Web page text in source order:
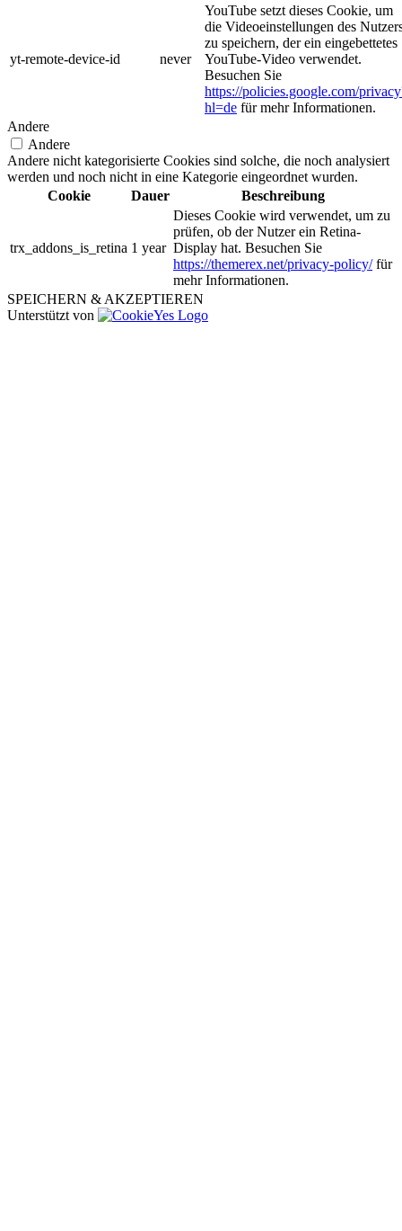
yt-remote-device-id never
YouTube setzt dieses Cookie, um
die Videoeinstellungen des
zu speichern, der ein eingebettetes
YouTube-Video verwendet.
Besuchen Sie
https://policies.google.com/
hl=de für mehr Informationen.
Andere
Andere
Andere nicht kategorisierte Cookies sind solche, die noch analysiert
werden und noch nicht in eine Kategorie eingeordnet wurden.
Cookie
Dauer Beschreibung
trx_addons_is_retina 1 year
Dieses Cookie wird verwendet, um zu
prüfen, ob der Nutzer ein Retina-
Display hat. Besuchen Sie
https://themerex.net/privacy-policy/für
mehr Informationen.
SPEICHERN & AKZEPTIEREN
Unterstützt von